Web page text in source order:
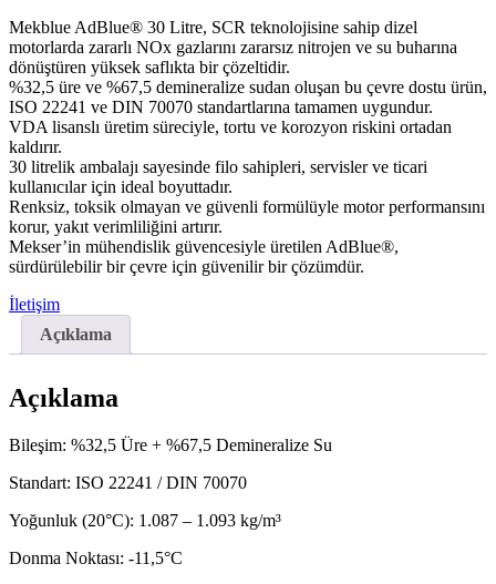
Mekblue AdBlue® 30 Litre, SCR teknolojisine sahip dizel
motorlarda zararlı NOx gazlarını zararsız nitrojen ve su buharına
dönüştüren yüksek saflıkta bir çözeltidir.
%32,5 üre ve %67,5 demineralize sudan oluşan bu çevre dostu ürün,
ISO 22241 ve DIN 70070 standartlarına tamamen uygundur.
VDA lisanslı üretim süreciyle, tortu ve korozyon riskini ortadan
kaldırır.
30 litrelik ambalajı sayesinde filo sahipleri, servisler ve ticari
kullanıcılar için ideal boyuttadır.
Renksiz, toksik olmayan ve güvenli formülüyle motor performansını
korur, yakıt verimliliğini artırır.
Mekser’in mühendislik güvencesiyle üretilen AdBlue®,
sürdürülebilir bir çevre için güvenilir bir çözümdür.
İletişim
Açıklama
Açıklama
Bileşim: %32,5 Üre + %67,5 Demineralize Su
Standart: ISO 22241 / DIN 70070
Yoğunluk (20°C): 1.087 – 1.093 kg/m³
Donma Noktası: -11,5°C